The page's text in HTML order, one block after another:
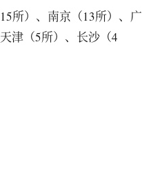
所）、南京（13所）、广
津（5所）、长沙（4